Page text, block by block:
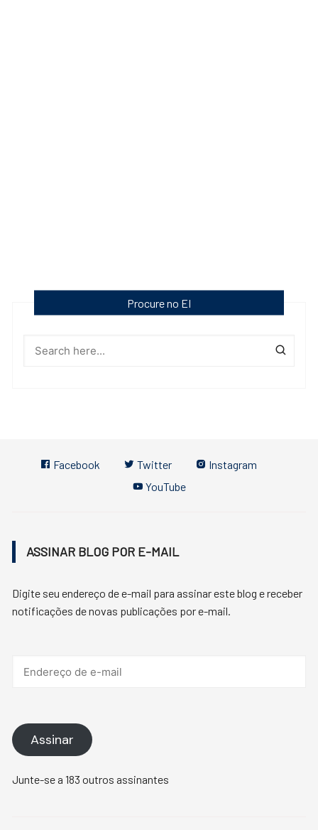
Procure no EI
Facebook Twitter
Instagram
YouTube
ASSINAR BLOG POR E-MAIL
Digite seu endereço de e-mail para assinar este blog e receber
notificações de novas publicações por e-mail.
Assinar
Junte-se a 183 outros assinantes